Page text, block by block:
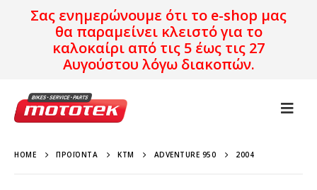
Σας ενημερώνουμε ότι το e-shop μας
θα παραμείνει κλειστό για το
καλοκαίρι από τις 5 έως τις 27
Αυγούστου λόγω διακοπών.
HOME ΠΡΟΪΌΝΤΑ KTM ADVENTURE 950 2004